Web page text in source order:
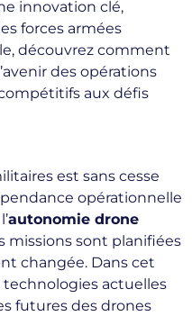
innovation clé,
forces armées
découvrez comment
des opérations
aux défis
est sans cesse
opérationnelle
autonomie drone
missions sont planifiées
changée. Dans cet
actuelles
futures des drones